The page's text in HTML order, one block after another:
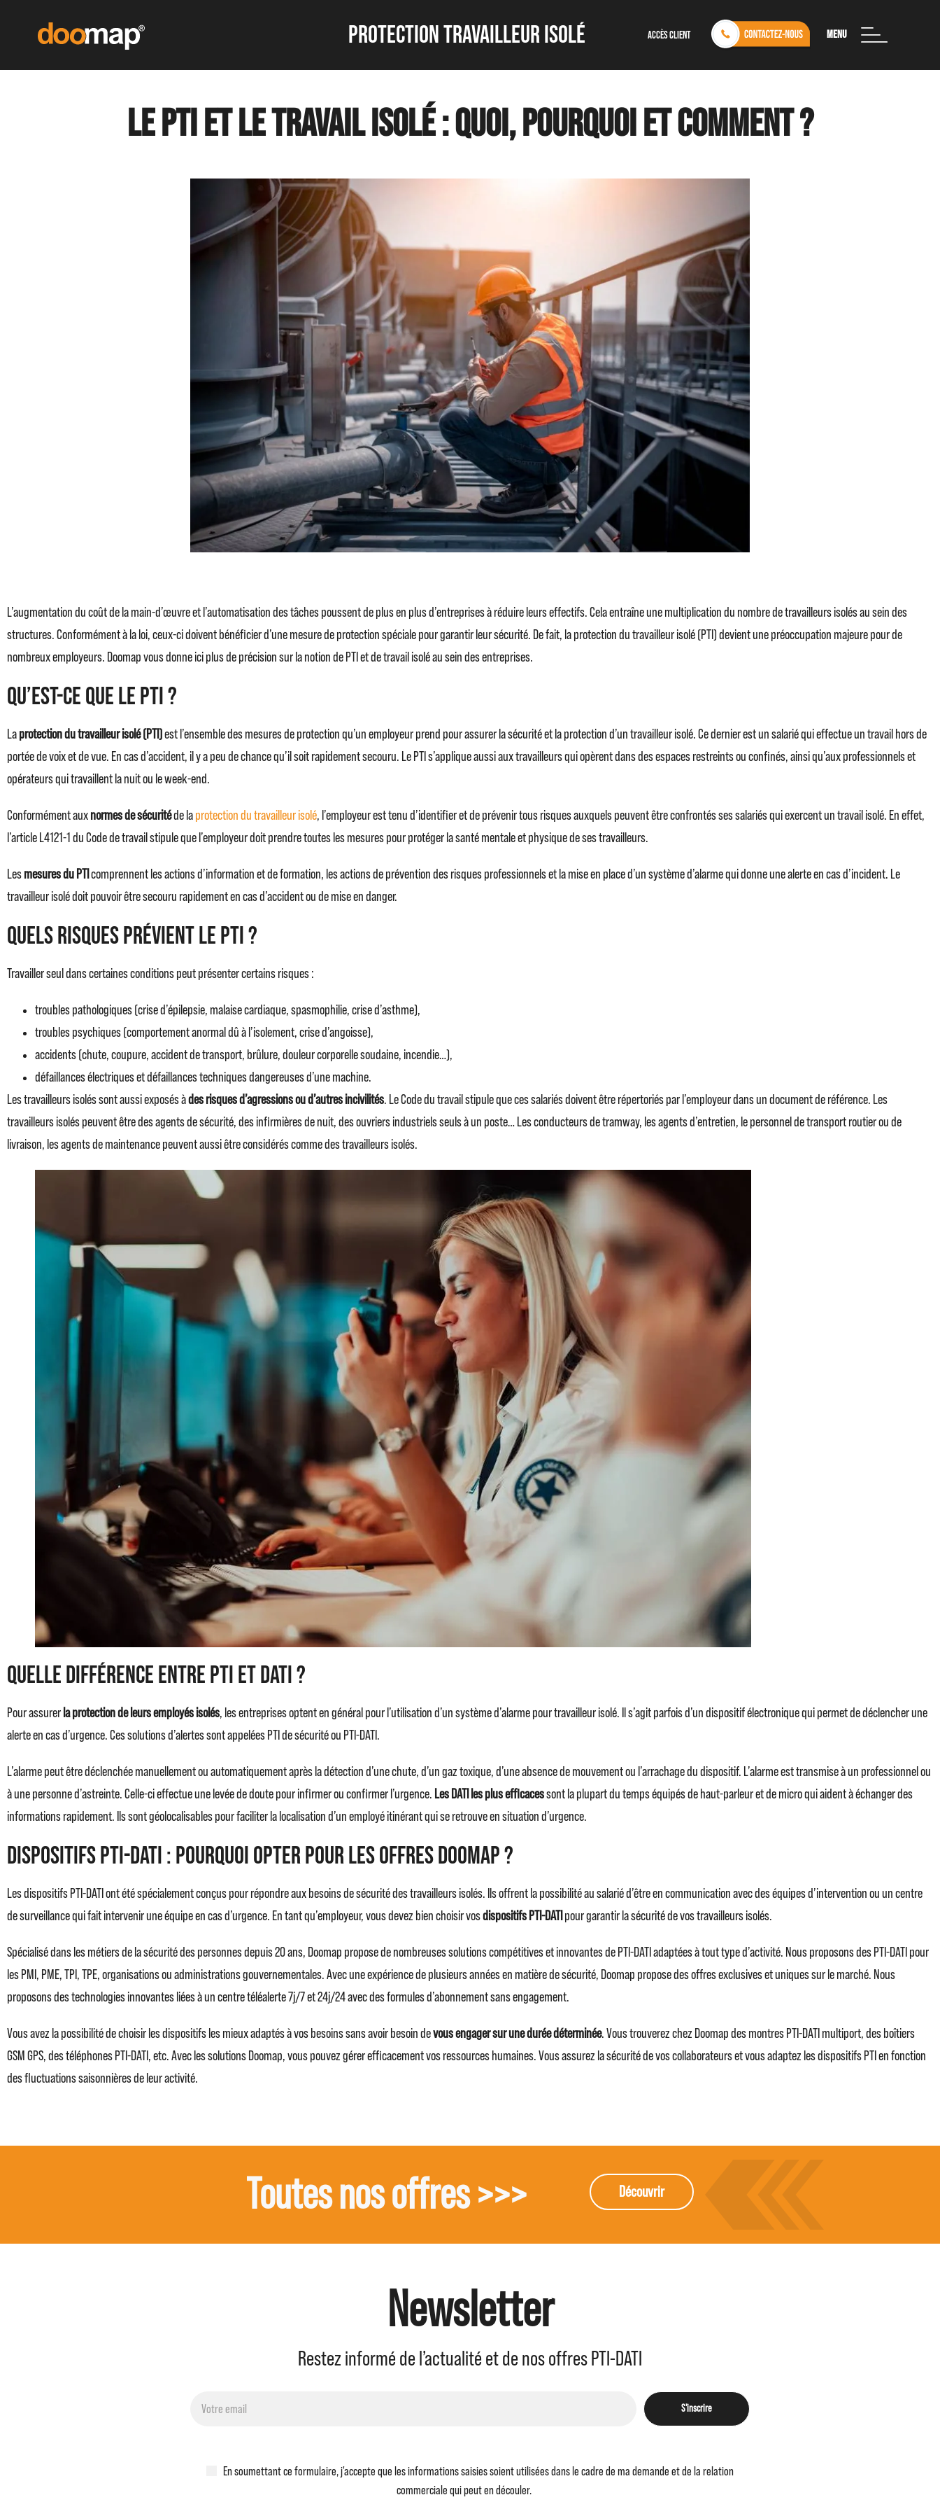
protection travailleur isolé Accès client Menu
Le PTI et le travail isolé : quoi, pourquoi et comment ?
L’augmentation du coût de la main-d’œuvre et l’automatisation des tâches poussent de plus en plus d’entreprises à réduire leurs effectifs. Cela entraîne une multiplication du nombre de travailleurs isolés au sein des
structures. Conformément à la loi, ceux-ci doivent bénéficier d’une mesure de protection spéciale pour garantir leur sécurité. De fait, la protection du travailleur isolé (PTI) devient une préoccupation majeure pour de
nombreux employeurs. Doomap vous donne ici plus de précision sur la notion de PTI et de travail isolé au sein des entreprises.
Qu’est-ce que le PTI ?
La protection du travailleur isolé (PTI)est l’ensemble des mesures de protection qu’un employeur prend pour assurer la sécurité et la protection d’un travailleur isolé. Ce dernier est un salarié qui effectue un travail hors de
portée de voix et de vue. En cas d’accident, il y a peu de chance qu’il soit rapidement secouru. Le PTI s’applique aussi aux travailleurs qui opèrent dans des espaces restreints ou confinés, ainsi qu’aux professionnels et
opérateurs qui travaillent la nuit ou le week-end.
Conformément aux normes de sécuritéde la protection du travailleur isolé, l’employeur est tenu d’identifier et de prévenir tous risques auxquels peuvent être confrontés ses salariés qui exercent un travail isolé. En effet,
l’article L4121-1 du Code de travail stipule que l’employeur doit prendre toutes les mesures pour protéger la santé mentale et physique de ses travailleurs.
Les mesures du PTI comprennent les actions d’information et de formation, les actions de prévention des risques professionnels et la mise en place d’un système d’alarme qui donne une alerte en cas d’incident. Le
travailleur isolé doit pouvoir être secouru rapidement en cas d’accident ou de mise en danger.
Quels risques prévient le PTI ?
Travailler seul dans certaines conditions peut présenter certains risques :
troubles pathologiques (crise d’épilepsie, malaise cardiaque, spasmophilie, crise d’asthme),
troubles psychiques (comportement anormal dû à l’isolement, crise d’angoisse),
accidents (chute, coupure, accident de transport, brûlure, douleur corporelle soudaine, incendie…),
défaillances électriques et défaillances techniques dangereuses d’une machine.
Les travailleurs isolés sont aussi exposés àdes risques d’agressions ou d’autres incivilités. Le Code du travail stipule que ces salariés doivent être répertoriés par l’employeur dans un document de référence. Les
travailleurs isolés peuvent être des agents de sécurité, des infirmières de nuit, des ouvriers industriels seuls à un poste… Les conducteurs de tramway, les agents d’entretien, le personnel de transport routier ou de
livraison, les agents de maintenance peuvent aussi être considérés comme des travailleurs isolés.
Quelle différence entre PTI et DATI ?
Pour assurer la protection de leurs employés isolés, les entreprises optent en général pour l’utilisation d’un système d’alarme pour travailleur isolé. Il s’agit parfois d’un dispositif électronique qui permet de déclencher une
alerte en cas d’urgence. Ces solutions d’alertes sont appelées PTI de sécurité ou PTI-DATI.
L’alarme peut être déclenchée manuellement ou automatiquement après la détection d’une chute, d’un gaz toxique, d’une absence de mouvement ou l’arrachage du dispositif. L’alarme est transmise à un professionnel ou
à une personne d’astreinte. Celle-ci effectue une levée de doute pour infirmer ou confirmer l’urgence. Les DATI les plus efficacessont la plupart du temps équipés de haut-parleur et de micro qui aident à échanger des
informations rapidement. Ils sont géolocalisables pour faciliter la localisation d’un employé itinérant qui se retrouve en situation d’urgence.
Dispositifs PTI-DATI : pourquoi opter pour les offres Doomap ?
Les dispositifs PTI-DATI ont été spécialement conçus pour répondre aux besoins de sécurité des travailleurs isolés. Ils offrent la possibilité au salarié d’être en communication avec des équipes d’intervention ou un centre
de surveillance qui fait intervenir une équipe en cas d’urgence. En tant qu’employeur, vous devez bien choisir vosdispositifs PTI-DATI pour garantir la sécurité de vos travailleurs isolés.
Spécialisé dans les métiers de la sécurité des personnes depuis 20 ans, Doomap propose de nombreuses solutions compétitives et innovantes de PTI-DATI adaptées à tout type d’activité. Nous proposons des PTI-DATI pour
les PMI, PME, TPI, TPE, organisations ou administrations gouvernementales. Avec une expérience de plusieurs années en matière de sécurité, Doomap propose des offres exclusives et uniques sur le marché. Nous
proposons des technologies innovantes liées à un centre téléalerte 7j/7 et 24j/24 avec des formules d’abonnement sans engagement.
Vous avez la possibilité de choisir les dispositifs les mieux adaptés à vos besoins sans avoir besoin devous engager sur une durée déterminée. Vous trouverez chez Doomap des montres PTI-DATI multiport, des boîtiers
GSM GPS, des téléphones PTI-DATI, etc. Avec les solutions Doomap, vous pouvez gérer efficacement vos ressources humaines. Vous assurez la sécurité de vos collaborateurs et vous adaptez les dispositifs PTI en fonction
des fluctuations saisonnières de leur activité.
Toutes nos offres >>> Découvrir
Newsletter
Restez informé de l’actualité et de nos offres PTI-DATI
En soumettant ce formulaire, j'accepte que les informations saisies soient utilisées dans le cadre de ma demande et de la relation
commerciale qui peut en découler.
S'inscrire